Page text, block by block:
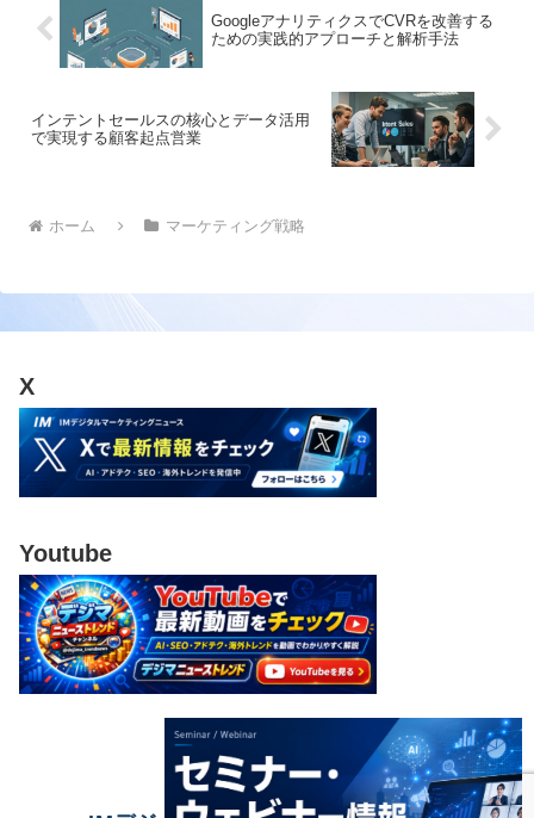
GoogleアナリティクスでCVRを改善する
ための実践的アプローチと解析手法
インテントセールスの核心とデータ活用
で実現する顧客起点営業
ホーム マーケティング戦略
X
Youtube